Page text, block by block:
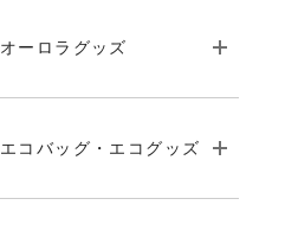
オーロラグッズ
エコバッグ・エコグッズ